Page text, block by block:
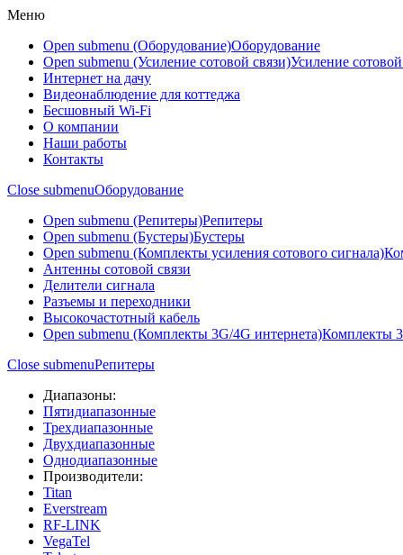
Меню
Open submenu (Оборудование)Оборудование
Open submenu (Усиление сотовой связи)Усиление
Интернет на дачу
Видеонаблюдение для коттеджа
Бесшовный Wi-Fi
О компании
Наши работы
Контакты
Close submenuОборудование
Open submenu (Репитеры)Репитеры
Open submenu (Бустеры)Бустеры
Open submenu (Комплекты усиления сотового сигнала)
Антенны сотовой связи
Делители сигнала
Разъемы и переходники
Высокочастотный кабель
Open submenu (Комплекты 3G/4G интернета)Комплекты
Close submenuРепитеры
Диапазоны:
Пятидиапазонные
Трехдиапазонные
Двухдиапазонные
Однодиапазонные
Производители:
Titan
Everstream
RF-LINK
VegaTel